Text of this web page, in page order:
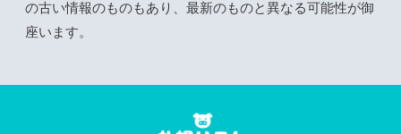
の古い情報のものもあり、最新のものと異なる可能性が御
座います。